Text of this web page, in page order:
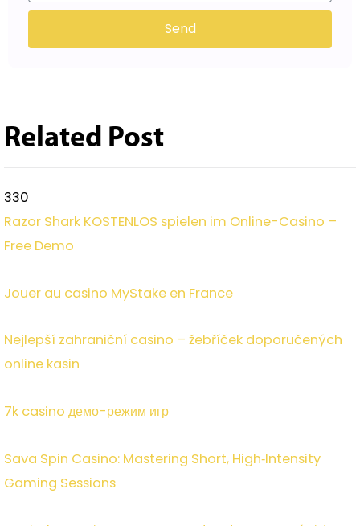
Send
Related Post
330
Razor Shark KOSTENLOS spielen im Online-Casino –
Free Demo
Jouer au casino MyStake en France
Nejlepší zahraniční casino – žebříček doporučených
online kasin
7k casino демо-режим игр
Sava Spin Casino: Mastering Short, High‑Intensity
Gaming Sessions